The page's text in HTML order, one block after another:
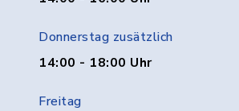
Donnerstag zusätzlich
14:00 - 18:00 Uhr
Freitag